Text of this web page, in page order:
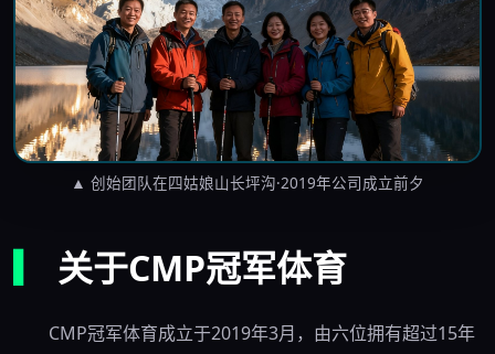
▲ 创始团队在四姑娘山长坪沟·2019年公司成立前夕
关于CMP冠军体育
CMP冠军体育成立于2019年3月，由六位拥有超过15年